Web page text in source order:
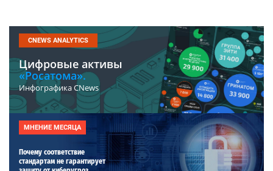
CNEWS ANALYTICS
Цифровые активы
«Росатома».
Инфографика CNews
МНЕНИЕ МЕСЯЦА
Почему соответствие
стандартам не гарантирует